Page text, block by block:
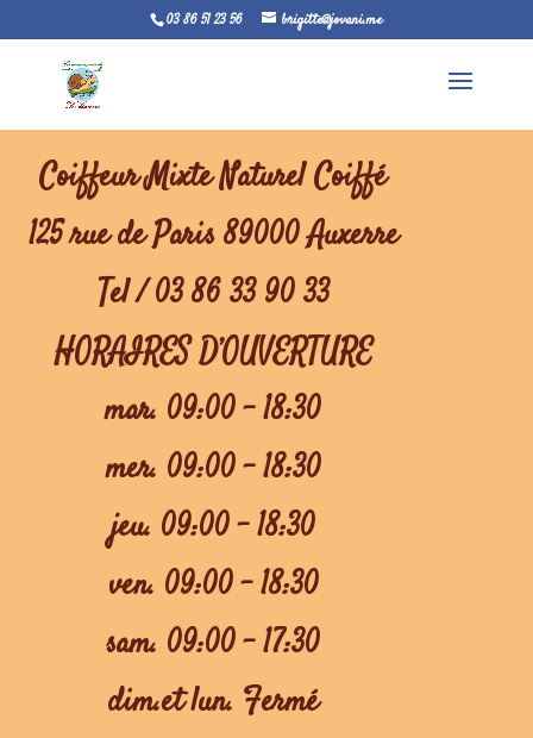
03 86 51 23 56 brigitte@jovani.me
Coiffeur Mixte Naturel Coiffé
125 rue de Paris 89000 Auxerre
Tel / 03 86 33 90 33
HORAIRES D’OUVERTURE
mar. 09:00 – 18:30
mer. 09:00 – 18:30
jeu. 09:00 – 18:30
ven. 09:00 – 18:30
sam. 09:00 – 17:30
dim.et lun. Fermé